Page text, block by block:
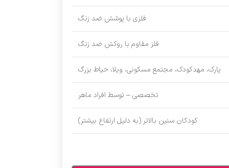
فلزی با پوشش ضد زنگ
فلز مقاوم با روکش ضد زنگ
پارک، مهدکودک، مجتمع مسکونی، ویلا، حیاط بزرگ
تخصصی – توسط افراد ماهر
کودکان سنین بالاتر (به دلیل ارتفاع بیشتر)